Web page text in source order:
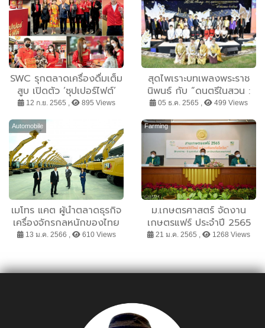
SWC รุกตลาดเครื่องดื่มเต็ม
สูบ เปิดตัว ‘ซุปเปอร์ไฟต์’
ขนาดใหม่ 10 บาท เอาใจคน
รักสุขภาพ ปรับสูตรน้ำตาล
ลดลง โดยมี ‘โตโน่’ เป็นพรี
เซ็นตอร์แบรนด์
12 ก.ย. 2565 , 895 Views
สุดไพเราะบทเพลงพระราช
นิพนธ์ กับ “ดนตรีในสวน :
H.M.Song อว. บรรเลงเพลง
ของพ่อ” วันที่ 2
05 ธ.ค. 2565 , 499 Views
Automobile
เมโทร แคต ผู้นำตลาดธุรกิจ
เครื่องจักรกลหนักของไทย
เผยยอดขายปี 65 โตทะลุเป้า
13 ม.ค. 2566 , 610 Views
Farming
ม.เกษตรศาสตร์ จัดงาน
เกษตรแฟร์ ประจำปี 2565
“เกษตรวิถีใหม่ หลัง
เข้มข้น ป้องกันโควิด-19
21 ม.ค. 2565 , 1268 Views